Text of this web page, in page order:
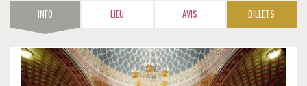
INFO LIEU AVIS BILLETS